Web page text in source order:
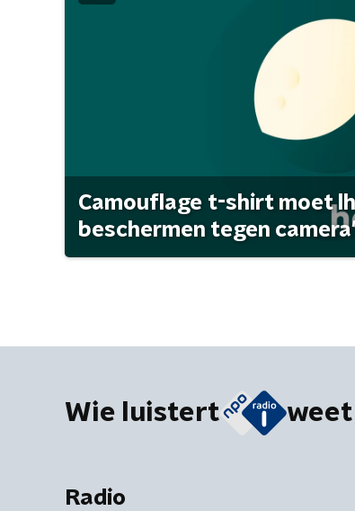
Camouflage t-shirt moet
beschermen tegen
Wie luistert
Radio